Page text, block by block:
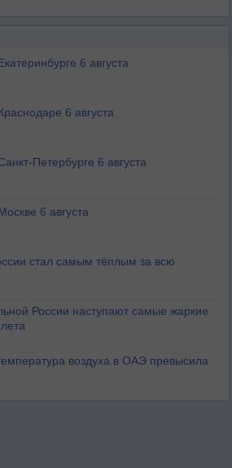
6 августа
6 августа
Петербурге 6 августа
6 августа
стал самым тёплым за всю
России наступают самые жаркие
воздуха в ОАЭ превысила